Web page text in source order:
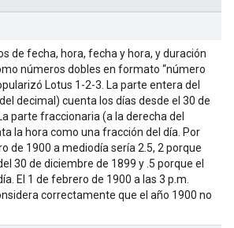
de fecha, hora, fecha y hora, y duración
números dobles en formato “número
Lotus 1-2-3. La parte entera del
decimal) cuenta los días desde el 30 de
parte fraccionaria (a la derecha del
la hora como una fracción del día. Por
de 1900 a mediodía sería 2.5, 2 porque
30 de diciembre de 1899 y .5 porque el
El 1 de febrero de 1900 a las 3 p.m.
correctamente que el año 1900 no